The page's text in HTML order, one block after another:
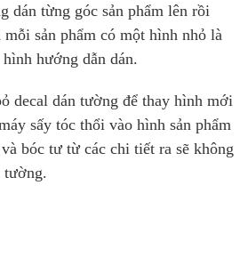
dán từng góc sản phẩm lên rồi
sản phẩm có một hình nhỏ là
hướng dẫn dán.
decal dán tường để thay hình mới
sấy tóc thổi vào hình sản phẩm
bóc tư từ các chi tiết ra sẽ không
tường.